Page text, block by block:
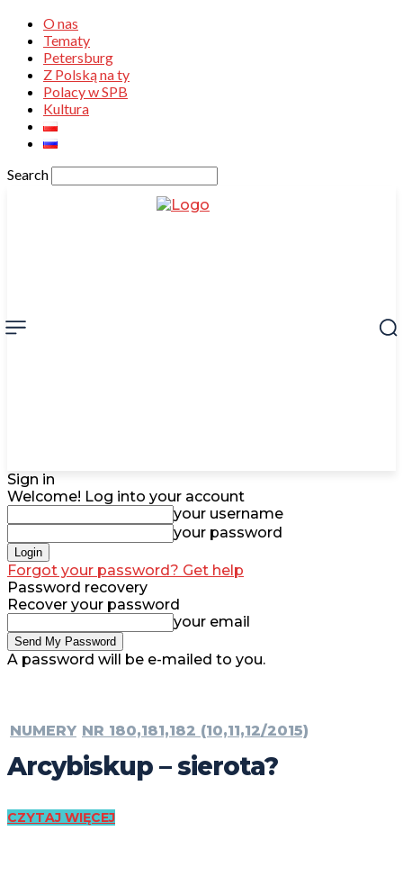
O nas
Tematy
Petersburg
Z Polską na ty
Polacy w SPB
Kultura
Search
Sign in
Welcome! Log into your account
your username
your password
Forgot your password? Get help
Password recovery
Recover your password
your email
A password will be e-mailed to you.
NUMERY NR 180,181,182 (10,11,12/2015)
Arcybiskup – sierota?
CZYTAJ WIĘCEJ